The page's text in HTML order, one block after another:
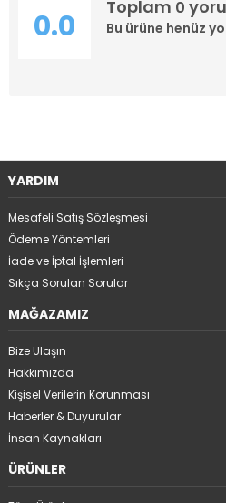
Toplam 0
Bu ürüne henüz
0.0
YARDIM
Mesafeli Satış Sözleşmesi
Ödeme Yöntemleri
İade ve İptal İşlemleri
Sıkça Sorulan Sorular
MAĞAZAMIZ
Bize Ulaşın
Hakkımızda
Kişisel Verilerin Korunması
Haberler & Duyurular
İnsan Kaynakları
ÜRÜNLER